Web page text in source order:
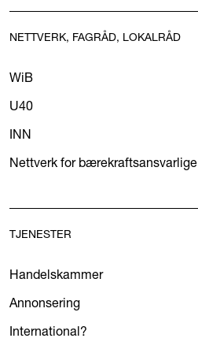
NETTVERK, FAGRÅD, LOKALRÅD
WiB
U40
INN
Nettverk for bærekraftsansvarlige
TJENESTER
Handelskammer
Annonsering
International?